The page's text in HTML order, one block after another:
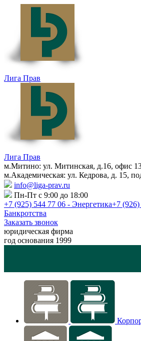
Лига Прав
Лига Прав
м.Митино: ул. Митинская, д.16, офис
м.Академическая: ул. Кедрова, д. 15,
info@liga-prav.ru
Пн-Пт с 9:00 до 18:00
+7 (925) 544 77 06 - Энергетика+7 (926)
Банкротства
Заказать звонок
юридическая фирма
год основания 1999